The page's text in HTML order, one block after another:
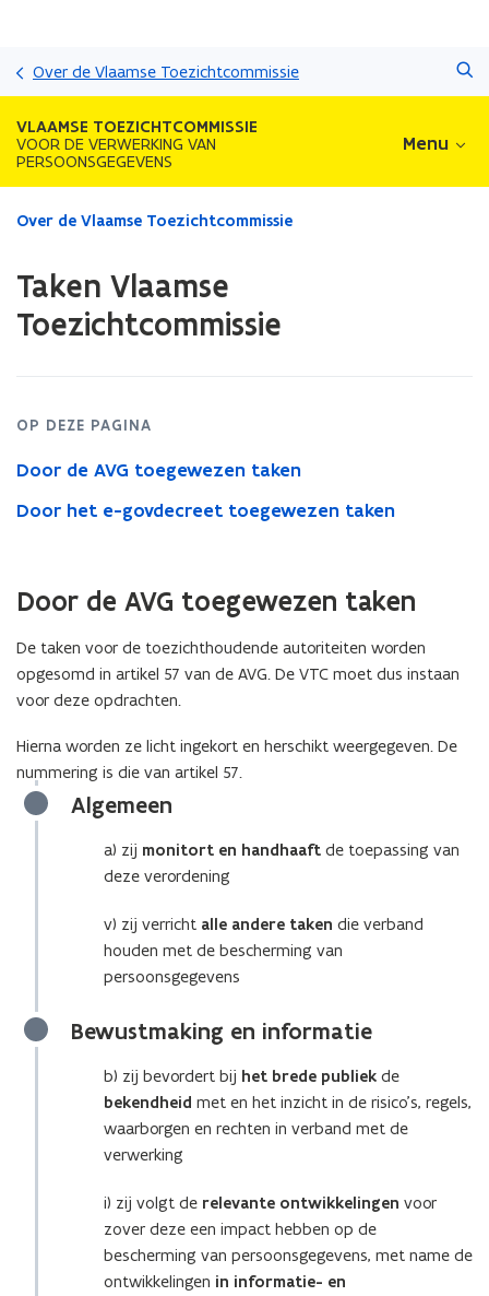
en
naar
inhoud
Over de Vlaamse Toezichtcommissie
VLAAMSE TOEZICHTCOMMISSIE
VOOR DE VERWERKING VAN
PERSOONSGEGEVENS
Menu
Gedaan
bevindt
zich
Toezichtcommissie
Over de Vlaamse Toezichtcommissie
Taken Vlaamse
Toezichtcommissie
OP DEZE PAGINA
Door de AVG toegewezen taken
Door het e-govdecreet toegewezen taken
Door de AVG toegewezen taken
De taken voor de toezichthoudende autoriteiten worden
opgesomd in artikel 57 van de AVG. De VTC moet dus instaan
voor deze opdrachten.
Hierna worden ze licht ingekort en herschikt weergegeven. De
nummering is die van artikel 57.
Algemeen
a) zij monitort en handhaaft de toepassing van
deze verordening
v) zij verricht alle andere taken die verband
houden met de bescherming van
persoonsgegevens
Bewustmaking en informatie
b) zij bevordert bij het brede publiek de
bekendheid met en het inzicht in de risico’s, regels,
waarborgen en rechten in verband met de
verwerking
i) zij volgt de relevante ontwikkelingen voor
zover deze een impact hebben op de
bescherming van persoonsgegevens, met name de
ontwikkelingen in informatie- en